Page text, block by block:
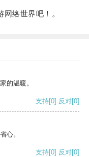
络世界吧！。
的温暖。
支持[0] 反对[0]
心。
支持[0] 反对[0]